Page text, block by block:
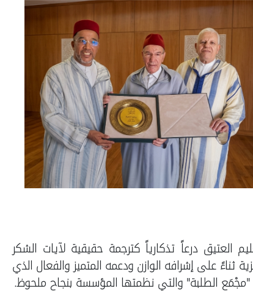
العتيق درعاً تذكارياً كترجمة حقيقية لآيات الشكر
ثناءً على إشرافه الوازن ودعمه المتميز والفعال الذي
"مجْمَع الطلبة" والتي نظمتها المؤسسة بنجاح ملحوظ.